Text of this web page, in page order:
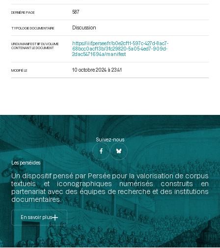
DERNIÈRE PAGE 587
TYPOLOGIE DOCUMENTAIRE Discussion
URI DU MANIFEST IIIF DU VOLUME
CONTENANT LE DOCUMENT
https://iiif.persee.fr/b0e2cf11-597c-427d-8ac7-
68bcc0acf13b/3fc29820-5a05-4ed7-909d-
2dac5471694a/manifest
MODIFIÉ LE 10 octobre 2024 à 23:41
Suivez-nous
Les perséides
Un dispositif pensé par Persée pour la valorisation de corpus
textuels et iconographiques numérisés construits en
partenariat avec des équipes de recherche et des institutions
documentaires.
En savoir plus